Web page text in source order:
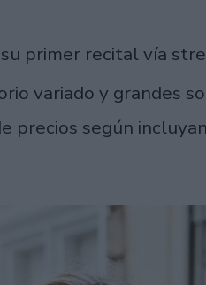
primer recital vía
variado y grandes
precios según